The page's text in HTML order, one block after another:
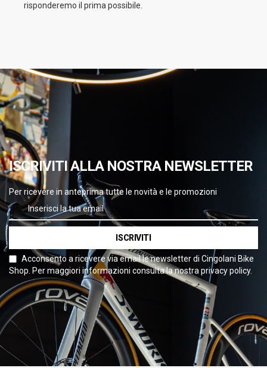
risponderemo il prima possibile.
ISCRIVITI ALLA NOSTRA NEWSLETTER
Per ricevere in anteprima tutte le novità e le promozioni
ISCRIVITI
Acconsento a ricevere via email le newsletter di Cingolani Bike
Shop. Per maggiori informazioni consulta la nostra privacy policy.